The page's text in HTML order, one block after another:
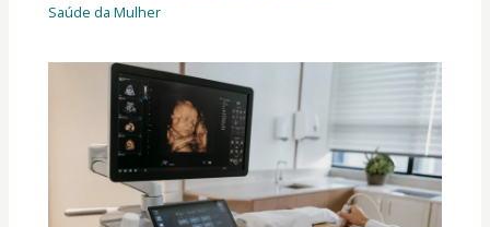
Saúde da Mulher